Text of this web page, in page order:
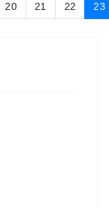
20 21 22 23